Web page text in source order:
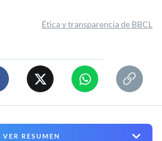
Ética y transparencia de BBCL
VER RESUMEN